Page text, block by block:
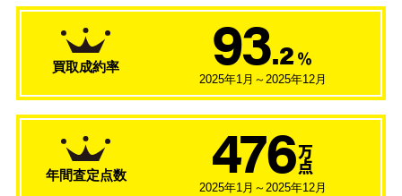
買取成約率 93.2 ％
2025年1月～2025年12月
年間査定点数 476 万
点
2025年1月～2025年12月